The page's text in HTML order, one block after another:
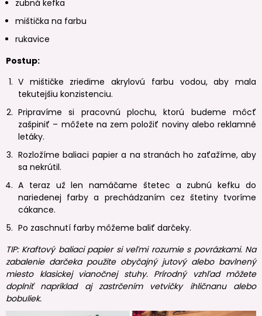
zubná kefka
mištička na farbu
rukavice
Postup:
V mištičke zriedime akrylovú farbu vodou, aby mala
tekutejšiu konzistenciu.
Pripravíme si pracovnú plochu, ktorú budeme môcť
zašpiniť – môžete na zem položiť noviny alebo reklamné
letáky.
Rozložíme baliaci papier a na stranách ho zaťažíme, aby
sa nekrútil.
A teraz už len namáčame štetec a zubnú kefku do
nariedenej farby a prechádzaním cez štetiny tvoríme
cákance.
Po zaschnutí farby môžeme baliť darčeky.
TIP: Kraftový baliaci papier si veľmi rozumie s povrázkami. Na
zabalenie darčeka použite obyčajný jutový alebo bavlnený
miesto klasickej vianočnej stuhy. Prírodný vzhľad môžete
doplniť napríklad aj zastrčením vetvičky ihličnanu alebo
bobuliek.